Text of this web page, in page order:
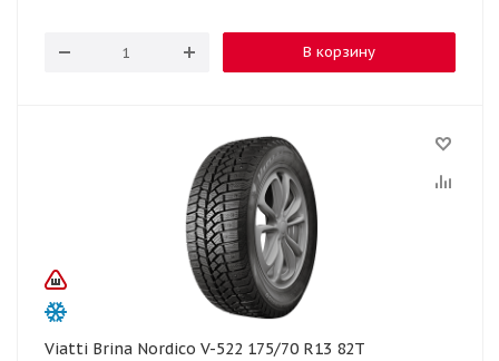
В корзину
Viatti Brina Nordico V-522 175/70 R13 82T